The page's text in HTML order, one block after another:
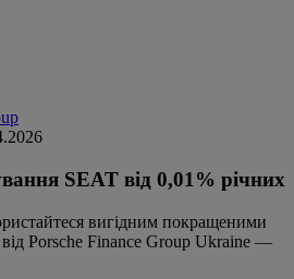
SEAT від 0,01% річних
вигідним покращеними
Porsche Finance Group Ukraine —